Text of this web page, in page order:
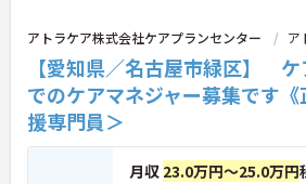
アトラケア株式会社ケアプランセンター ア
【愛知県／名古屋市緑区】
でのケアマネジャー募集です
援専門員＞
月収 23.0万円～25.0万円